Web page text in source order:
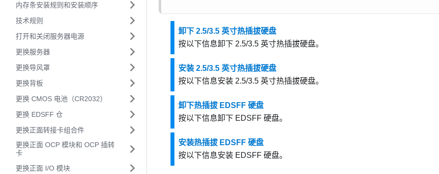
内存条安装规则和安装顺序
技术规则
打开和关闭服务器电源
更换服务器
更换导风罩
更换背板
更换 CMOS 电池（CR2032）
更换 EDSFF 仓
更换正面转接卡组合件
更换正面 OCP 模块和 OCP 插转
卡
更换正面 I/O 模块
卸下 2.5/3.5 英寸热插拔硬盘
按以下信息卸下 2.5/3.5 英寸热插拔硬盘。
安装 2.5/3.5 英寸热插拔硬盘
按以下信息安装 2.5/3.5 英寸热插拔硬盘。
卸下热插拔 EDSFF 硬盘
按以下信息卸下 EDSFF 硬盘。
安装热插拔 EDSFF 硬盘
按以下信息安装 EDSFF 硬盘。